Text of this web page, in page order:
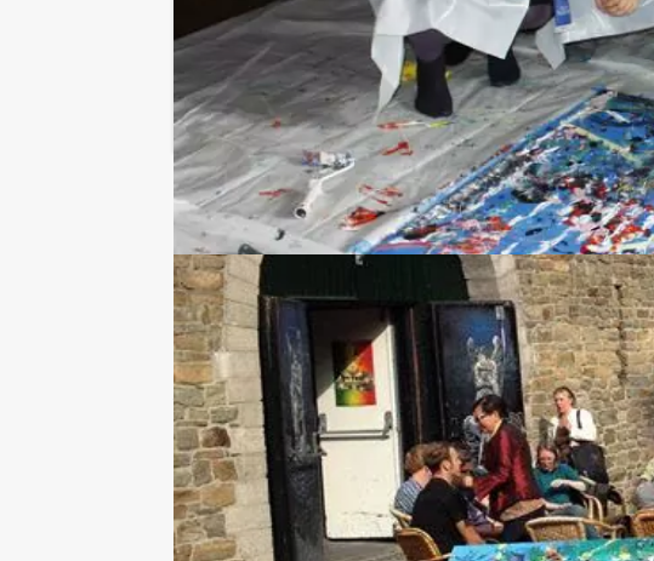
RESERVEREN
Ik heb een vraag over dit uitje
Hulp nodig bij het
kiezen?
026 820 03 69
Chat met Jeroen
Stuur ons een mailtje
Bel mij terug
Bekijk printbare versie